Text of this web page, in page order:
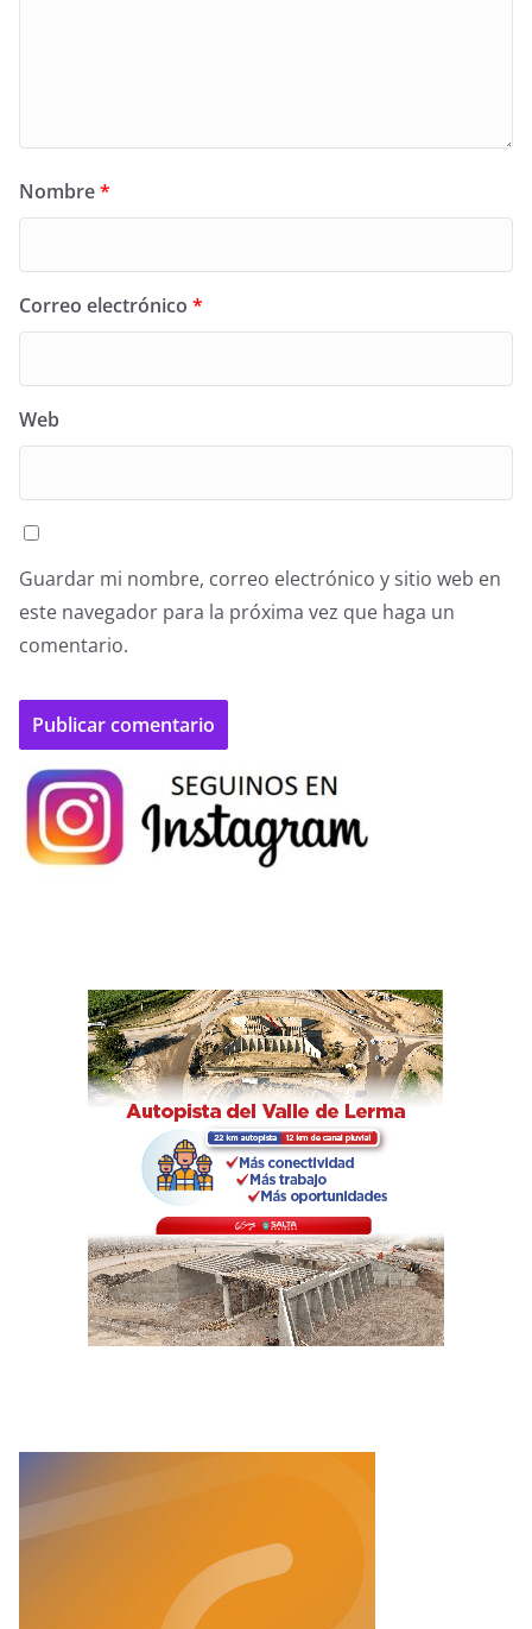
Nombre*
Correo electrónico *
Web
Guardar mi nombre, correo electrónico y sitio web en
este navegador para la próxima vez que haga un
comentario.